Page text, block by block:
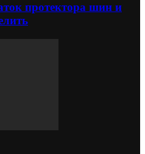
протектора шин и